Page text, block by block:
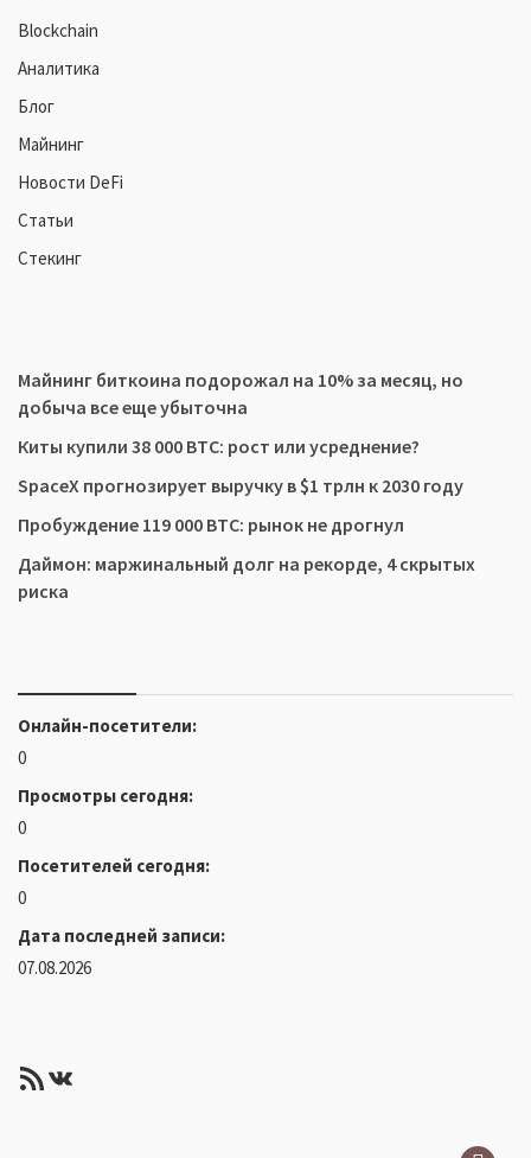
Blockchain
Аналитика
Блог
Майнинг
Новости DeFi
Статьи
Стекинг
Майнинг биткоина подорожал на 10% за месяц, но
добыча все еще убыточна
Киты купили 38 000 BTC: рост или усреднение?
SpaceX прогнозирует выручку в $1 трлн к 2030 году
Пробуждение 119 000 BTC: рынок не дрогнул
Даймон: маржинальный долг на рекорде, 4 скрытых
риска
Онлайн-посетители:
0
Просмотры сегодня:
0
Посетителей сегодня:
0
Дата последней записи:
07.08.2026
RSS-лентаВКонтакте